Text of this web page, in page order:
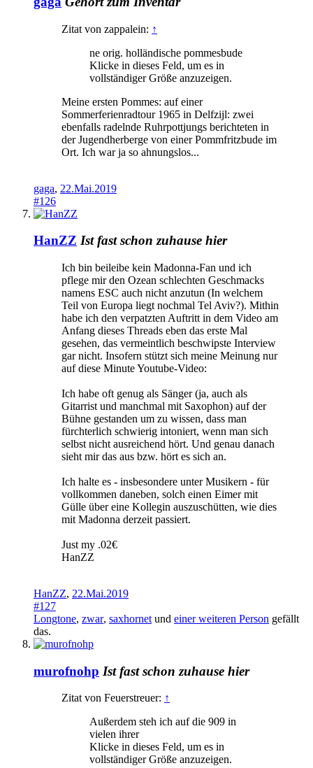
Zitat von zappalein: ↑
ne orig. holländische pommesbude
Klicke in dieses Feld, um es in
vollständiger Größe anzuzeigen.
Meine ersten Pommes: auf einer
Sommerferienradtour 1965 in Delfzijl: zwei
ebenfalls radelnde Ruhrpottjungs berichteten in
der Jugendherberge von einer Pommfritzbude im
Ort. Ich war ja so ahnungslos...
gaga, 22.Mai.2019
#126
HanZZ Ist fast schon zuhause hier
Ich bin beileibe kein Madonna-Fan und ich
pflege mir den Ozean schlechten Geschmacks
namens ESC auch nicht anzutun (In welchem
Teil von Europa liegt nochmal Tel Aviv?). Mithin
habe ich den verpatzten Auftritt in dem Video am
Anfang dieses Threads eben das erste Mal
gesehen, das vermeintlich beschwipste Interview
gar nicht. Insofern stützt sich meine Meinung nur
auf diese Minute Youtube-Video:
Ich habe oft genug als Sänger (ja, auch als
Gitarrist und manchmal mit Saxophon) auf der
Bühne gestanden um zu wissen, dass man
fürchterlich schwierig intoniert, wenn man sich
selbst nicht ausreichend hört. Und genau danach
sieht mir das aus bzw. hört es sich an.
Ich halte es - insbesondere unter Musikern - für
vollkommen daneben, solch einen Eimer mit
Gülle über eine Kollegin auszuschütten, wie dies
mit Madonna derzeit passiert.
Just my .02€
HanZZ
HanZZ, 22.Mai.2019
#127
Longtone, zwar, saxhornet und einer weiteren Person gefällt
das.
murofnohp Ist fast schon zuhause hier
Zitat von Feuerstreuer: ↑
Außerdem steh ich auf die 909 in
vielen ihrer
Klicke in dieses Feld, um es in
vollständiger Größe anzuzeigen.